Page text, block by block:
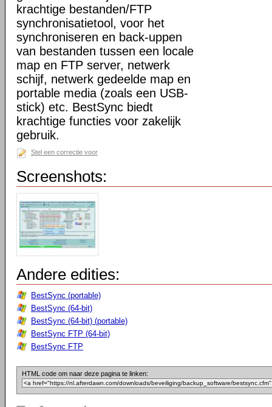
krachtige bestanden/FTP
synchronisatietool, voor het
synchroniseren en back-uppen
van bestanden tussen een locale
map en FTP server, netwerk
schijf, netwerk gedeelde map en
portable media (zoals een USB-
stick) etc. BestSync biedt
krachtige functies voor zakelijk
gebruik.
Stel een correctie voor
Screenshots:
Andere edities:
BestSync (portable)
BestSync (64-bit)
BestSync (64-bit) (portable)
BestSync FTP (64-bit)
BestSync FTP
HTML code om naar deze pagina te linken: